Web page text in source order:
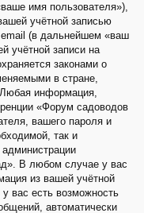
имя пользователя»),
учётной записью
(в дальнейшем «ваш
учётной записи на
законами о
в стране,
информация,
«Форум садоводов
вашего пароля и
так и
В любом случае у вас
из вашей учётной
вас есть возможность
автоматически